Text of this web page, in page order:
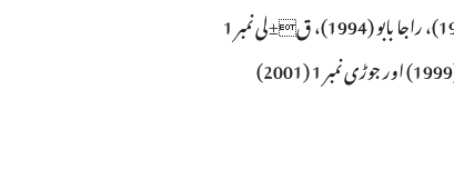
اداکار گووندا 90 کی دہائی میں کامیڈی ہیرو کے طور پر بےحد مقبول تھے۔ گووندا کی مقبول فلموں میں آنکھیں (1993)، راجا بابو (1994)، ق±لی نمبر 1
(1995)، دیوانہ مستانہ (1997)، د±لہے راجہ (1998)، بڑے میاں چھوٹے میاں (1998)، اناڑی نمبر 1 (1999) اور جوڑی نمبر 1 (2001)